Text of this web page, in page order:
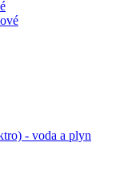
- voda a plyn